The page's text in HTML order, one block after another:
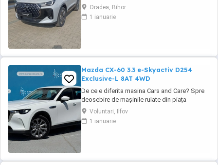
Garantie 7 ani in limita a 150.000 km Confort si
functionalitate 5 locuri Scaune imbracate in
piele ecologica Scaune fata cu incalzire si
Oradea, Bihor
1 ianuarie
Mazda CX-60 3.3 e-Skyactiv D254
Exclusive-L 8AT 4WD
De ce e diferita masina Cars and Care? Spre
deosebire de mașinile rulate din piața
obișnuită, aceasta vine direct din flota proprie
a Business Lease — parte a grupului
internațional Autobinck, cu peste 10 ani de
Voluntari, Ilfov
1 ianuarie